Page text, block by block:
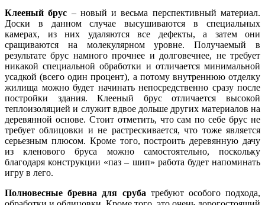
Клееный брус – новый и весьма перспективный материал.
Доски в данном случае высушиваются в специальных
камерах, из них удаляются все дефекты, а затем они
сращиваются на молекулярном уровне. Получаемый в
результате брус намного прочнее и долговечнее, не требует
никакой специальной обработки и отличается минимальной
усадкой (всего один процент), а потому внутреннюю отделку
жилища можно будет начинать непосредственно сразу после
постройки здания. Клееный брус отличается высокой
теплоизоляцией и служит вдвое дольше других материалов на
деревянной основе. Стоит отметить, что сам по себе брус не
требует облицовки и не растрескивается, что тоже является
серьезным плюсом. Кроме того, построить деревянную дачу
из кленового бруса можно самостоятельно, поскольку
благодаря конструкции «паз – шип» работа будет напоминать
игру в лего.
Полновесные бревна для сруба требуют особого подхода,